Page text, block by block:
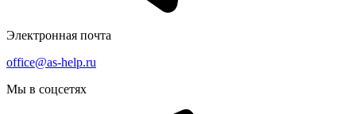
Электронная почта
office@as-help.ru
Мы в соцсетях